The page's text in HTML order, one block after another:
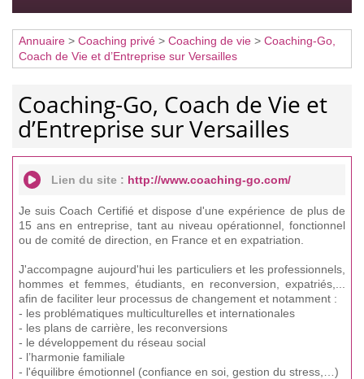
Annuaire > Coaching privé > Coaching de vie > Coaching-Go,
Coach de Vie et d’Entreprise sur Versailles
Coaching-Go, Coach de Vie et
d’Entreprise sur Versailles
Lien du site : http://www.coaching-go.com/
Je suis Coach Certifié et dispose d'une expérience de plus de
15 ans en entreprise, tant au niveau opérationnel, fonctionnel
ou de comité de direction, en France et en expatriation.
J'accompagne aujourd'hui les particuliers et les professionnels,
hommes et femmes, étudiants, en reconversion, expatriés,...
afin de faciliter leur processus de changement et notamment :
- les problématiques multiculturelles et internationales
- les plans de carrière, les reconversions
- le développement du réseau social
- l’harmonie familiale
- l'équilibre émotionnel (confiance en soi, gestion du stress,…)